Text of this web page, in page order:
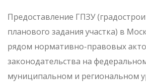
Предоставление ГПЗУ
планового задания участка) в
рядом нормативно-правовых
законодательства на
муниципальном и региональном